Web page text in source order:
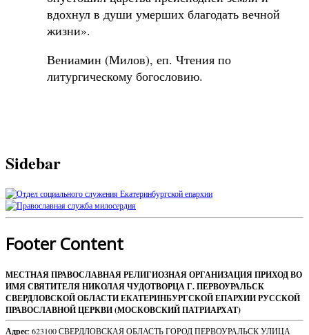
вдохнул в души умерших благодать вечной
жизни».
Вениамин (Милов), еп. Чтения по
литургическому богословию.
Sidebar
Footer Content
МЕСТНАЯ ПРАВОСЛАВНАЯ РЕЛИГИОЗНАЯ ОРГАНИЗАЦИЯ ПРИХОД ВО
ИМЯ СВЯТИТЕЛЯ НИКОЛАЯ ЧУДОТВОРЦА Г. ПЕРВОУРАЛЬСК
СВЕРДЛОВСКОЙ ОБЛАСТИ ЕКАТЕРИНБУРГСКОЙ ЕПАРХИИ РУССКОЙ
ПРАВОСЛАВНОЙ ЦЕРКВИ (МОСКОВСКИЙ ПАТРИАРХАТ)
Адрес: 623100 СВЕРДЛОВСКАЯ ОБЛАСТЬ ГОРОД ПЕРВОУРАЛЬСК УЛИЦА